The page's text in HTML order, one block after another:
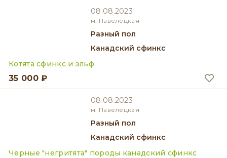
08.08.2023
м. Павелецкая
разный пол
Канадский сфинкс
Котята сфинкс и эльф
35 000 ₽
08.08.2023
м. Павелецкая
разный пол
Канадский сфинкс
Чёрные "негритята" породы канадский сфинкс